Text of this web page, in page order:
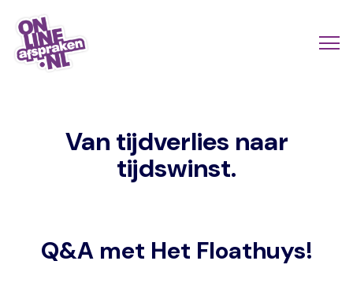
Naar
hoofdinhoud
Van tijdverlies naar
tijdswinst.
Q&A met Het Floathuys!